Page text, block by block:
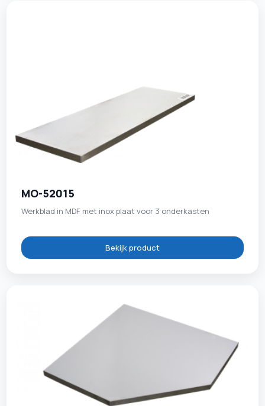
MO-52015
Werkblad in MDF met inox plaat voor 3 onderkasten
Bekijk product